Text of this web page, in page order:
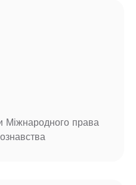
Міжнародного права